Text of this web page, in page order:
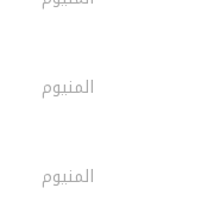
المنيوم
المنيوم